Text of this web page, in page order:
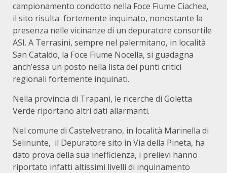
campionamento condotto nella Foce Fiume Ciachea,
il sito risulta fortemente inquinato, nonostante la
presenza nelle vicinanze di un depuratore consortile
ASI. A Terrasini, sempre nel palermitano, in località
San Cataldo, la Foce Fiume Nocella, si guadagna
anch’essa un posto nella lista dei punti critici
regionali fortemente inquinati.
Nella provincia di Trapani, le ricerche di Goletta
Verde riportano altri dati allarmanti.
Nel comune di Castelvetrano, in località Marinella di
Selinunte, il Depuratore sito in Via della Pineta, ha
dato prova della sua inefficienza, i prelievi hanno
riportato infatti altissimi livelli di inquinamento